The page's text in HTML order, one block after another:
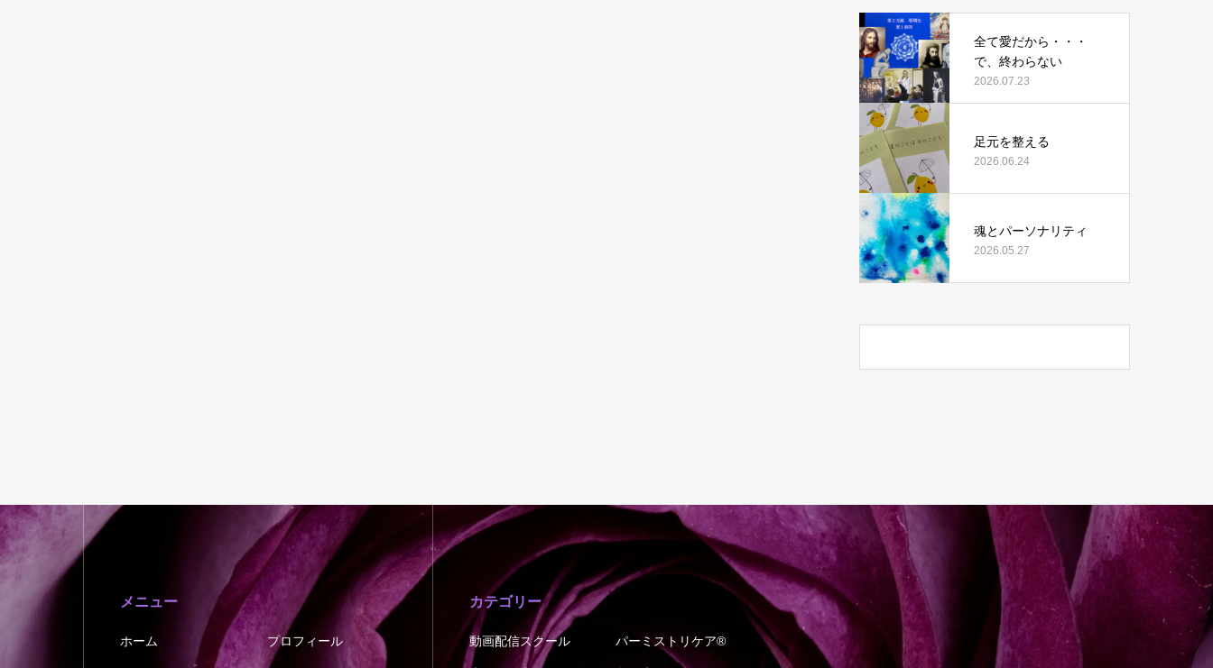
全て愛だから・・・
で、終わらない
2026.07.23
足元を整える
2026.06.24
魂とパーソナリティ
2026.05.27
メニュー
ホーム プロフィール
カテゴリー
動画配信スクール パーミストリケア®︎